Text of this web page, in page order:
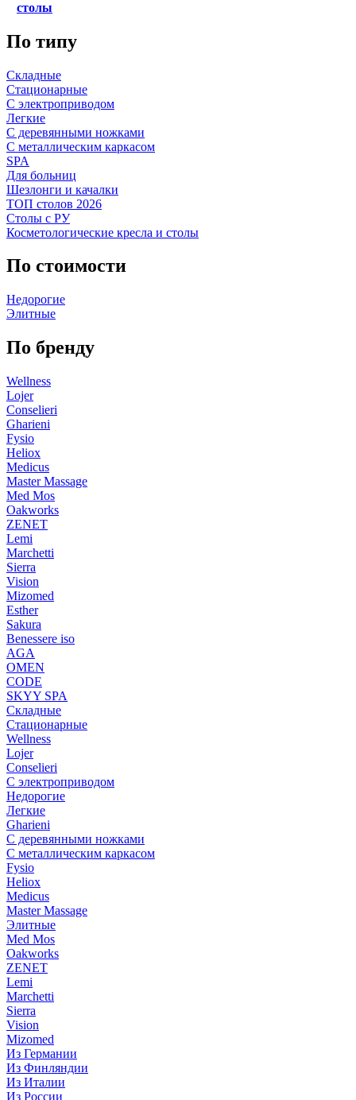
столы
По типу
Складные
Стационарные
С электроприводом
Легкие
С деревянными ножками
С металлическим каркасом
SPA
Для больниц
Шезлонги и качалки
ТОП столов 2026
Столы с РУ
Косметологические кресла и столы
По стоимости
Недорогие
Элитные
По бренду
Wellness
Lojer
Conselieri
Gharieni
Fysio
Heliox
Medicus
Master Massage
Med Mos
Oakworks
ZENET
Lemi
Marchetti
Sierra
Vision
Mizomed
Esther
Sakura
Benessere iso
AGA
OMEN
CODE
SKYY SPA
Складные
Стационарные
Wellness
Lojer
Conselieri
С электроприводом
Недорогие
Легкие
Gharieni
С деревянными ножками
С металлическим каркасом
Fysio
Heliox
Medicus
Master Massage
Элитные
Med Mos
Oakworks
ZENET
Lemi
Marchetti
Sierra
Vision
Mizomed
Из Германии
Из Финляндии
Из Италии
Из России